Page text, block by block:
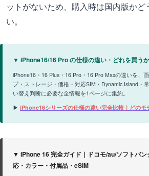
ットがないため、購入時は国内版かど
い。
▼ iPhone16/16 Pro の仕様の違い・どれを買う
iPhone16・16 Plus・16 Pro・16 Pro Maxの違いを、
プ・ストレージ・価格・対応SIM・Dynamic Island・
い替え判断に必要な全情報を1ページに集約。
▶ iPhone16シリーズの仕様の違い完全比較｜どのモ
▼ iPhone 16 完全ガイド｜ドコモ/au/ソフトバン
応・カラー・付属品・eSIM